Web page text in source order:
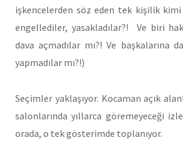
işkencelerden söz eden tek kişilik kimi
engellediler, yasakladılar?! Ve biri
dava açmadılar mı?! Ve başkalarına
yapmadılar mı?!)
Seçimler yaklaşıyor. Kocaman açık
salonlarında yıllarca göremeyeceği
orada, o tek gösterimde toplanıyor.